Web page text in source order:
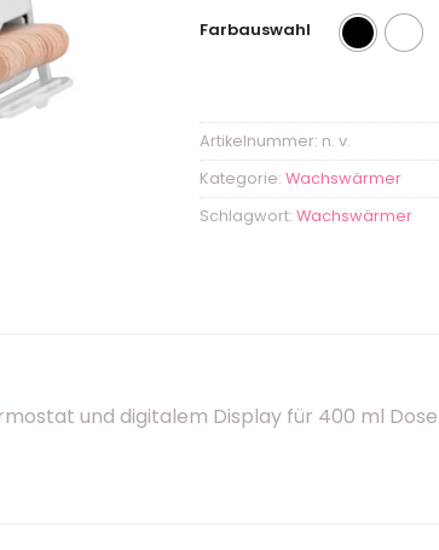
Farbauswahl
Artikelnummer: n. v.
Kategorie: Wachswärmer
Schlagwort: Wachswärmer
und digitalem Display für 400 ml